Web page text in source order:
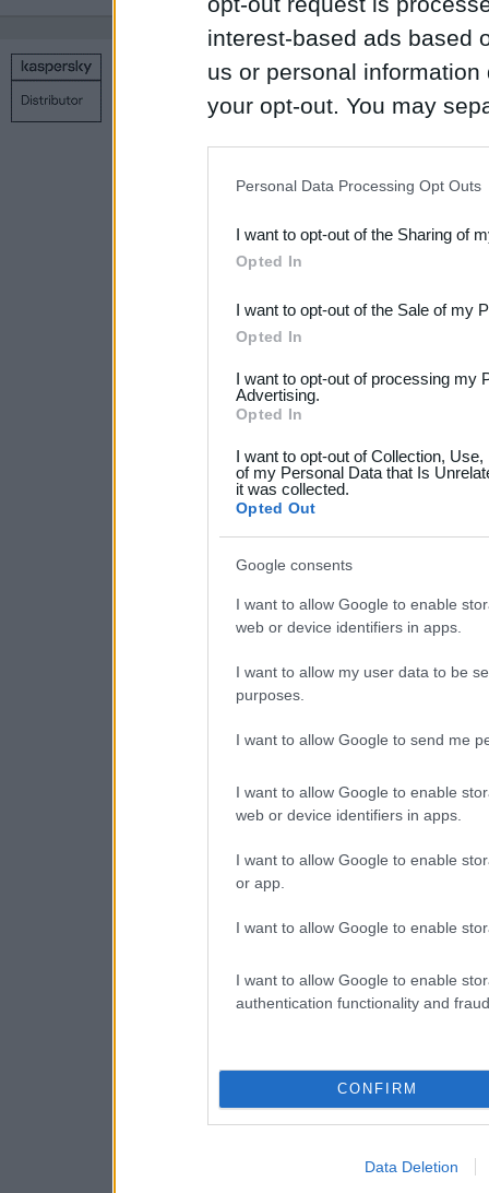
interest-based ads based
us or personal
your opt-out. You may
Downstream Participants
third parties.
Please note that this
not limited to your visit or
grant or deny consent to
your data for below
consent section.
Personal Data Processing Opt Outs
I want to opt-out of the Sharing of
Opted In
I want to opt-out of the Sale of my
Opted In
I want to opt-out of processing my
Advertising.
Opted In
I want to opt-out of Collection,
of my Personal Data that Is
it was collected.
Opted Out
Google consents
I want to allow Google to enable
web or device identifiers in apps.
I want to allow my user data to be
purposes.
I want to allow Google to send me
I want to allow Google to enable
web or device identifiers in apps.
I want to allow Google to enable
or app.
I want to allow Google to enable
I want to allow Google to enable
authentication functionality and
CONFIRM
Data Deletion
Copyright © 1998 – 2026 SIA Datoru drošības tehnoloģijas
Privātuma politika Uz sākumu